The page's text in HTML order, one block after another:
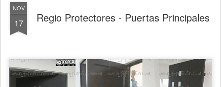
NOV
17 Regio Protectores - Puertas Principales